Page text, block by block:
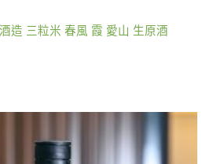
造 三粒米 春風 霞 愛山 生原酒